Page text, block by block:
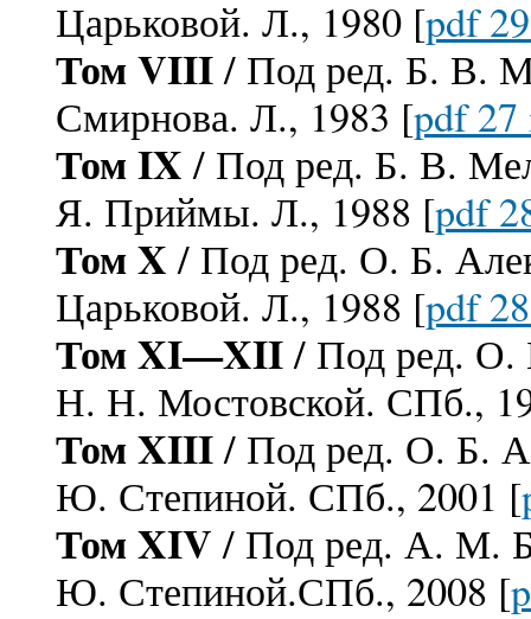
Царьковой. Л., 1980 [pdf
Том VIII/ Под ред. Б. В.
Смирнова. Л., 1983 [pdf 27
Том IX/ Под ред. Б. В.
Я. Приймы. Л., 1988 [pdf
Том X/ Под ред. О. Б.
Царьковой. Л., 1988 [pdf
Том XI—XII/ Под ред. О.
Н. Н. Мостовской. СПб.,
Том XIII/ Под ред. О. Б.
Ю. Степиной. СПб., 2001 [
Том XIV/ Под ред. А. М.
Ю. Степиной.СПб., 2008 [